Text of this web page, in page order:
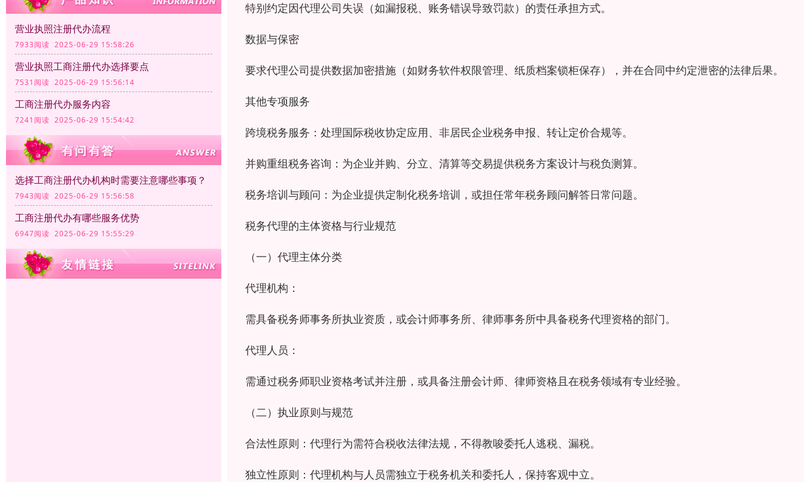
营业执照注册代办流程
7933阅读 2025-06-29 15:58:26
营业执照工商注册代办选择要点
7531阅读 2025-06-29 15:56:14
工商注册代办服务内容
7241阅读 2025-06-29 15:54:42
选择工商注册代办机构时需要注意哪些事项？
7943阅读 2025-06-29 15:56:58
工商注册代办有哪些服务优势
6947阅读 2025-06-29 15:55:29
特别约定因代理公司失误（如漏报税、账务错误导致罚款）的责任承担方式。
数据与保密
要求代理公司提供数据加密措施（如财务软件权限管理、纸质档案锁柜保存），并在合同中约定泄密的法律后果。
其他专项服务
跨境税务服务：处理国际税收协定应用、非居民企业税务申报、转让定价合规等。
并购重组税务咨询：为企业并购、分立、清算等交易提供税务方案设计与税负测算。
税务培训与顾问：为企业提供定制化税务培训，或担任常年税务顾问解答日常问题。
税务代理的主体资格与行业规范
（一）代理主体分类
代理机构：
需具备税务师事务所执业资质，或会计师事务所、律师事务所中具备税务代理资格的部门。
代理人员：
需通过税务师职业资格考试并注册，或具备注册会计师、律师资格且在税务领域有专业经验。
（二）执业原则与规范
合法性原则：代理行为需符合税收法律法规，不得教唆委托人逃税、漏税。
独立性原则：代理机构与人员需独立于税务机关和委托人，保持客观中立。